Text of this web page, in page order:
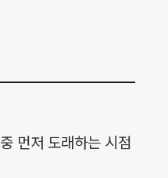
중 먼저 도래하는 시점